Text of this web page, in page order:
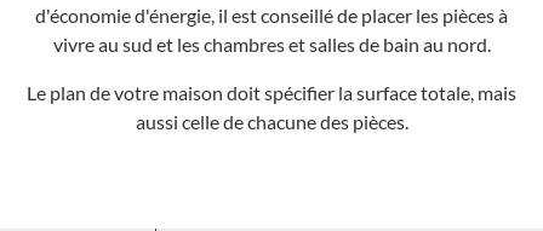
d'économie d'énergie, il est conseillé de placer les pièces à
vivre au sud et les chambres et salles de bain au nord.
Le plan de votre maison doit spécifier la surface totale, mais
aussi celle de chacune des pièces.